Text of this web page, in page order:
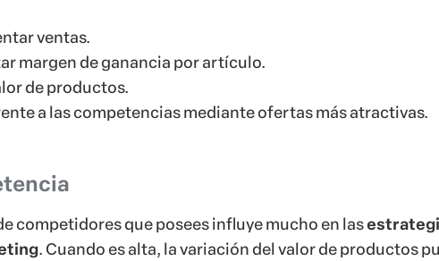
ventas.
margen de ganancia por artículo.
de productos.
a las competencias mediante ofertas más atractivas.
competidores que posees influye mucho en las
. Cuando es alta, la variación del valor de productos